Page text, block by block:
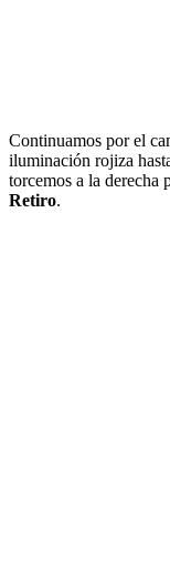
Continuamos por el
iluminación rojiza
torcemos a la derecha
Retiro.